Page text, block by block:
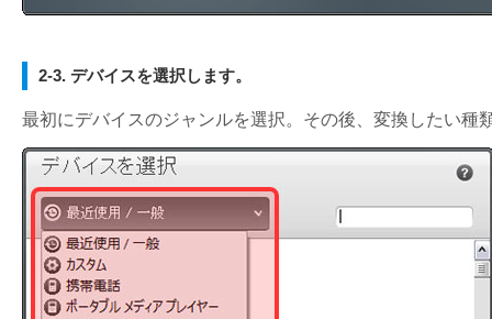
2-3. デバイスを選択します。
最初にデバイスのジャンルを選択。その後、変換したい